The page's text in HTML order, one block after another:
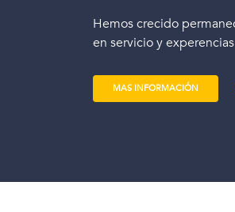
Hemos crecido
en servicio y
MAS INFORMACIÓN